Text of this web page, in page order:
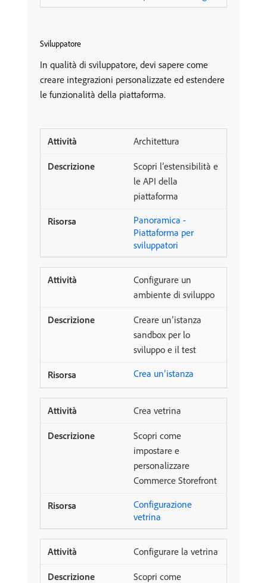
Sviluppatore
In qualità di sviluppatore, devi sapere come
creare integrazioni personalizzate ed estendere
le funzionalità della piattaforma.
Architettura
Scopri l’estensibilità e
le API della
piattaforma
Panoramica -
Piattaforma per
sviluppatori
Configurare un
ambiente di sviluppo
Creare un’istanza
sandbox per lo
sviluppo e il test
Crea un’istanza
Crea vetrina
Scopri come
impostare e
personalizzare
Commerce Storefront
Configurazione
vetrina
Configurare la vetrina
Scopri come